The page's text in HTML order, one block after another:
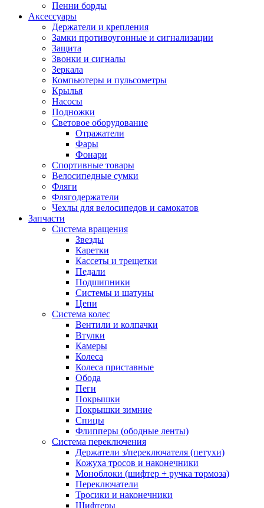
Пенни борды
Аксессуары
Держатели и крепления
Замки противоугонные и сигнализации
Защита
Звонки и сигналы
Зеркала
Компьютеры и пульсометры
Крылья
Насосы
Подножки
Световое оборудование
Отражатели
Фары
Фонари
Спортивные товары
Велосипедные сумки
Фляги
Флягодержатели
Чехлы для велосипедов и самокатов
Запчасти
Система вращения
Звезды
Каретки
Кассеты и трещетки
Педали
Подшипники
Системы и шатуны
Цепи
Система колес
Вентили и колпачки
Втулки
Камеры
Колеса
Колеса приставные
Обода
Пеги
Покрышки
Покрышки зимние
Спицы
Флипперы (ободные ленты)
Система переключения
Держатели з/переключателя (петухи)
Кожуха тросов и наконечники
Моноблоки (шифтер + ручка тормоза)
Переключатели
Тросики и наконечники
Шифтеры